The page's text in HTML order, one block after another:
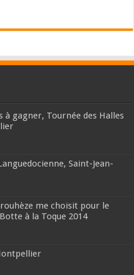
à gagner, Tournée des Halles
Saint-Jean-
me choisit pour le
à la Toque 2014